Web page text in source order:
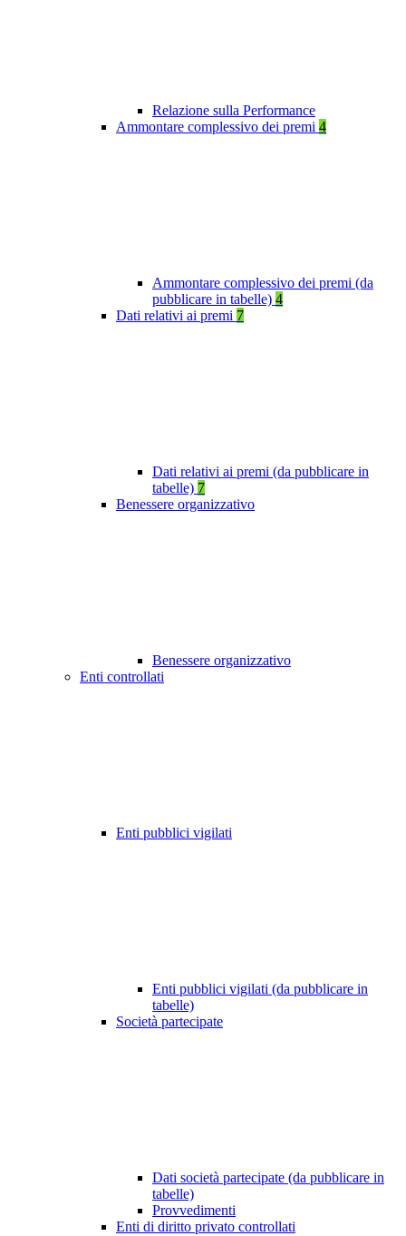
Relazione sulla Performance
Ammontare complessivo dei premi 4
Ammontare complessivo dei premi (da
pubblicare in tabelle) 4
Dati relativi ai premi 7
Dati relativi ai premi (da pubblicare in
tabelle) 7
Benessere organizzativo
Benessere organizzativo
Enti controllati
Enti pubblici vigilati
Enti pubblici vigilati (da pubblicare in
tabelle)
Società partecipate
Dati società partecipate (da pubblicare in
tabelle)
Provvedimenti
Enti di diritto privato controllati